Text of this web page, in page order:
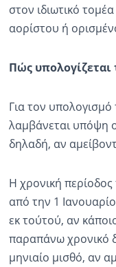
Εκπομπές
Πολιτισμός
στον ιδιωτικό
αορίστου ή
Πώς
Για τον
λαμβάνεται υπόψη
δηλαδή, αν
Η χρονική
από την 1
εκ τούτού, αν
παραπάνω χρονικό
μηνιαίο μισθό, αν